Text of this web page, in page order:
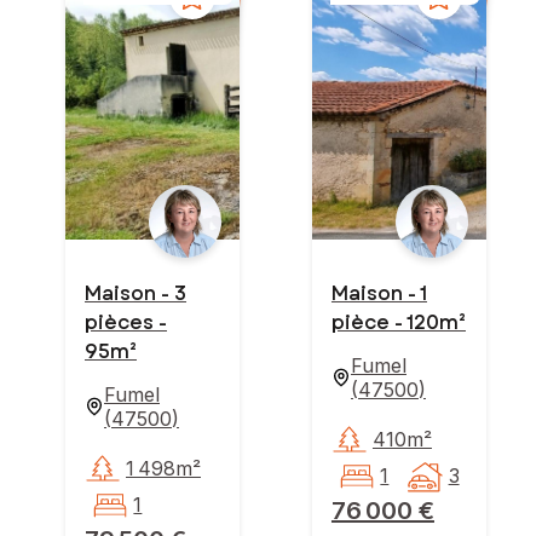
Maison - 3
pièces -
95m²
Fumel
(47500)
1 498m²
1
Maison - 1
pièce - 120m²
Fumel
(47500)
76 000 €
410m²
1
3